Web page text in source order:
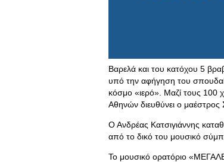
Βαρελά και του κατόχου 5
υπό την αφήγηση του
κόσμο «ιερό». Μαζί τους 100
Αθηνών διευθύνει ο μαέστρος
Ο Ανδρέας Κατσιγιάννης
από το δικό του μουσικό
Το μουσικό ορατόριο